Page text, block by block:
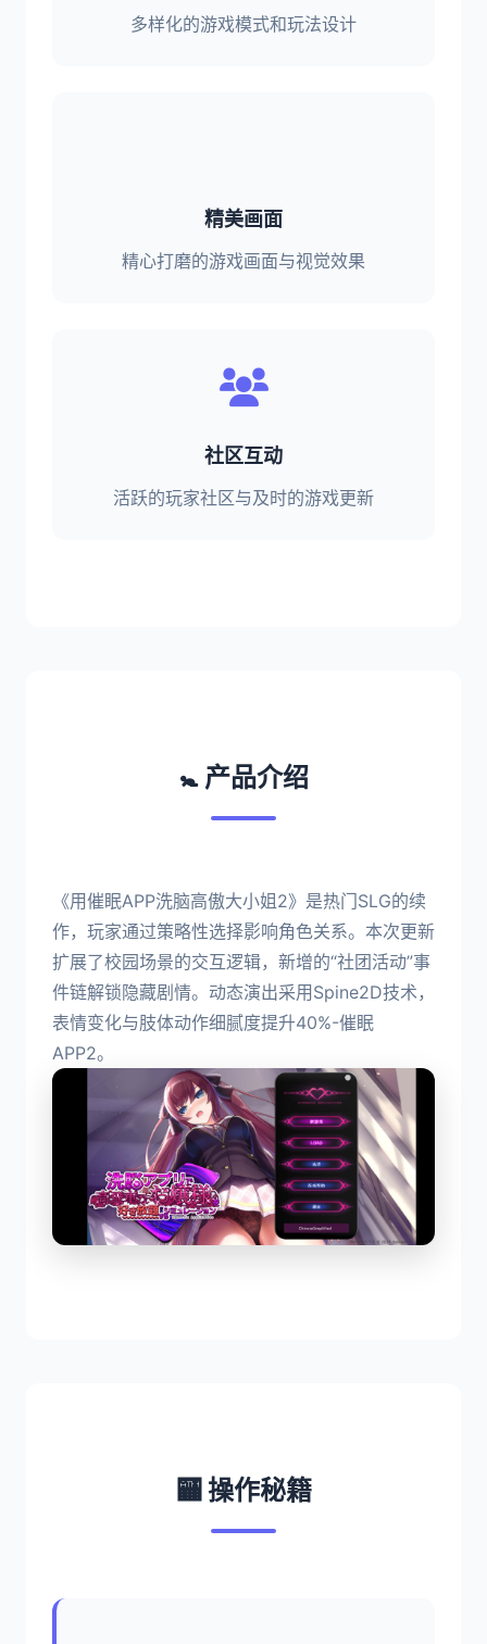
多样化的游戏模式和玩法设计
精美画面
精心打磨的游戏画面与视觉效果
社区互动
活跃的玩家社区与及时的游戏更新
🚼 产品介绍
《用催眠APP洗脑高傲大小姐2》是热门SLG的续
作，玩家通过策略性选择影响角色关系。本次更新
扩展了校园场景的交互逻辑，新增的“社团活动”事
件链解锁隐藏剧情。动态演出采用Spine2D技术，
表情变化与肢体动作细腻度提升40%-催眠
APP2。
🏧 操作秘籍